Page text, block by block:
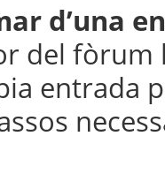
d’una
del
entrada